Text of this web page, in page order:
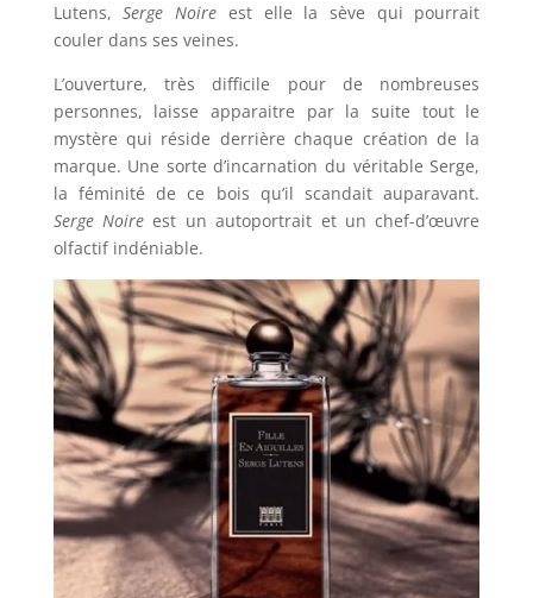
Lutens,Serge Noire est elle la sève qui pourrait
couler dans ses veines.
L’ouverture, très difficile pour de nombreuses
personnes, laisse apparaitre par la suite tout le
mystère qui réside derrière chaque création de la
marque. Une sorte d’incarnation du véritable Serge,
la féminité de ce bois qu’il scandait auparavant.
Serge Noire est un autoportrait et un chef-d’œuvre
olfactif indéniable.